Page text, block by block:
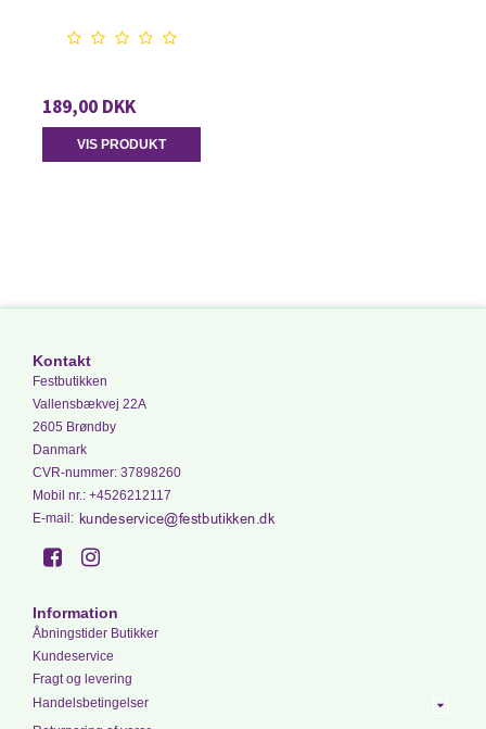
189,00 DKK
VIS PRODUKT
Kontakt
Festbutikken
Vallensbækvej 22A
2605 Brøndby
Danmark
CVR-nummer: 37898260
Mobil nr.: +4526212117
E-mail :
Information
Åbningstider Butikker
Kundeservice
Fragt og levering
Handelsbetingelser